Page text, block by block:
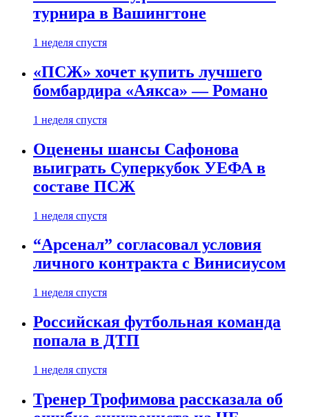
турнира в Вашингтоне
1 неделя спустя
«ПСЖ» хочет купить лучшего
бомбардира «Аякса» — Романо
1 неделя спустя
Оценены шансы Сафонова
выиграть Суперкубок УЕФА в
составе ПСЖ
1 неделя спустя
“Арсенал” согласовал условия
личного контракта с Винисиусом
1 неделя спустя
Российская футбольная команда
попала в ДТП
1 неделя спустя
Тренер Трофимова рассказала об